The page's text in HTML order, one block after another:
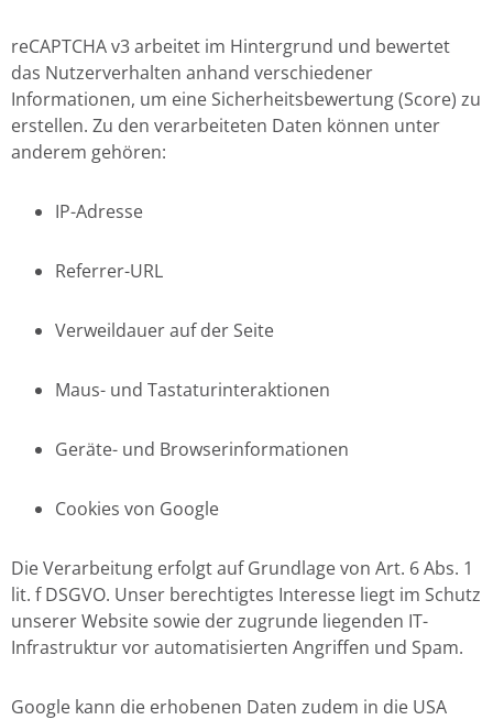
reCAPTCHA v3 arbeitet im Hintergrund und bewertet
das Nutzerverhalten anhand verschiedener
Informationen, um eine Sicherheitsbewertung (Score) zu
erstellen. Zu den verarbeiteten Daten können unter
anderem gehören:
IP-Adresse
Referrer-URL
Verweildauer auf der Seite
Maus- und Tastaturinteraktionen
Geräte- und Browserinformationen
Cookies von Google
Die Verarbeitung erfolgt auf Grundlage von Art. 6 Abs. 1
lit. f DSGVO. Unser berechtigtes Interesse liegt im Schutz
unserer Website sowie der zugrunde liegenden IT-
Infrastruktur vor automatisierten Angriffen und Spam.
Google kann die erhobenen Daten zudem in die USA